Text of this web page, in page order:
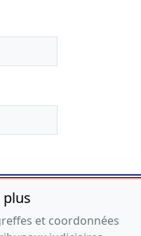
plus
et coordonnées